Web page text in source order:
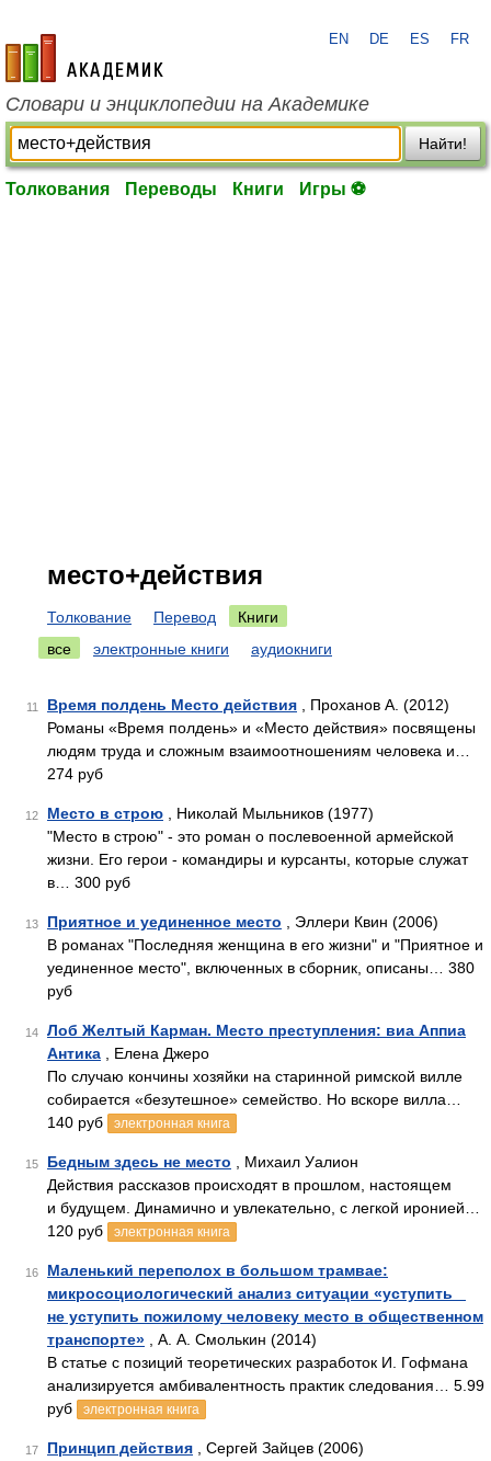
academic.ru
EN DE ES FR
Словари и энциклопедии на Академике
Найти!
Толкования Переводы Книги Игры ⚽
место+действия
Толкование Перевод
Книги
все
электронные книги аудиокниги
11 Время полдень Место действия , Проханов А. (2012)
Романы «Время полдень» и «Место действия» посвящены
людям труда и сложным взаимоотношениям человека и…
274 руб
12 Место в строю , Николай Мыльников (1977)
"Место в строю" - это роман о послевоенной армейской
жизни. Его герои - командиры и курсанты, которые служат
в… 300 руб
13 Приятное и уединенное место , Эллери Квин (2006)
В романах "Последняя женщина в его жизни" и "Приятное и
уединенное место", включенных в сборник, описаны… 380
руб
14
Лоб Желтый Карман. Место преступления: виа Аппиа
Антика , Елена Джеро
По случаю кончины хозяйки на старинной римской вилле
собирается «безутешное» семейство. Но вскоре вилла…
140 руб
электронная книга
15 Бедным здесь не место , Михаил Уалион
Действия рассказов происходят в прошлом, настоящем
и будущем. Динамично и увлекательно, с легкой иронией…
120 руб
электронная книга
16
Маленький переполох в большом трамвае:
микросоциологический анализ ситуации «уступить _
не уступить пожилому человеку место в общественном
транспорте» , А. А. Смолькин (2014)
В статье с позиций теоретических разработок И. Гофмана
анализируется амбивалентность практик следования… 5.99
руб
электронная книга
17 Принцип действия , Сергей Зайцев (2006)